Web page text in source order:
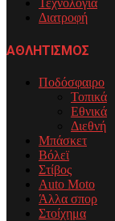
Τεχνολογία
Διατροφή
ΑΘΛΗΤΙΣΜΟΣ
Ποδόσφαιρο
Τοπικά
Εθνικά
Διεθνή
Μπάσκετ
Βόλεϊ
Στίβος
Auto Moto
Άλλα σπορ
Στοίχημα